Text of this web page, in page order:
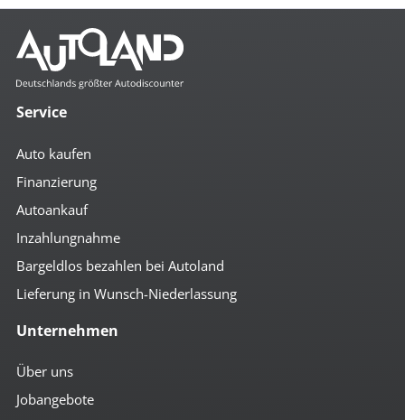
Mehr anzeigen
Komfort
3- Zonen Klimaautomatik
4x el. Fensterheber
Ambiente-Beleuchtung
Auto Hold
autom. abblendender Innenspiegel
beheizbare Aussenspiegel
Colorverglasung
el. Spiegel
geteilte Rücksitzbank
Getränkehalter
höhenverst. Fahrersitz
Lederlenkrad
Lendenwirbelstütze
Service
Auto kaufen
Finanzierung
Autoankauf
Inzahlungnahme
Bargeldlos bezahlen bei Autoland
Lieferung in Wunsch-Niederlassung
Unternehmen
Über uns
Jobangebote